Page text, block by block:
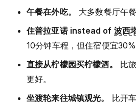
午餐在外吃。
大多数餐厅午
住普拉亚诺 instead of 波西
10分钟车程，但住宿便宜30%
直接从柠檬园买柠檬酒。
比
更好。
坐渡轮来往城镇观光。
比开